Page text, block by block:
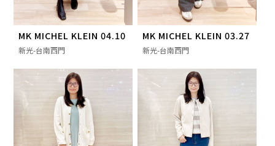
MK MICHEL KLEIN 04.10
新光-台南西門
MK MICHEL KLEIN 03.27
新光-台南西門